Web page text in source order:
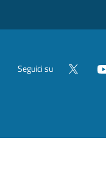
Seguici su